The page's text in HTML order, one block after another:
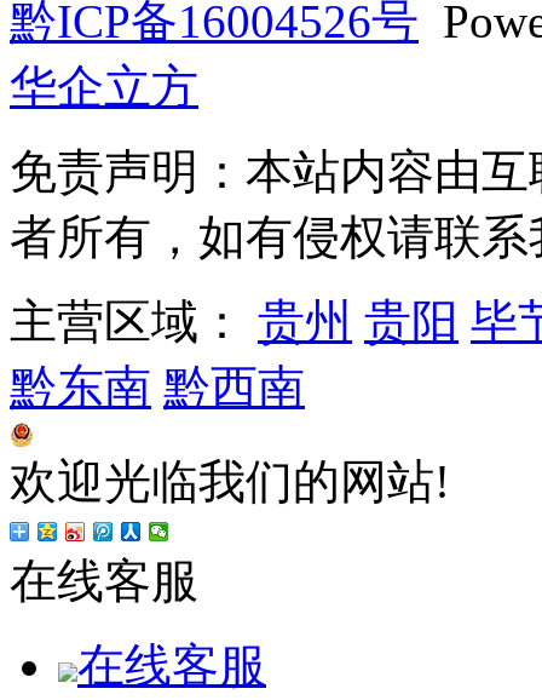
黔ICP备16004526号
华企立方
免责声明：本站内容由
者所有，如有侵权请联
主营区域： 贵州 贵阳 毕
黔东南 黔西南
欢迎光临我们的网站!
在线客服
在线客服